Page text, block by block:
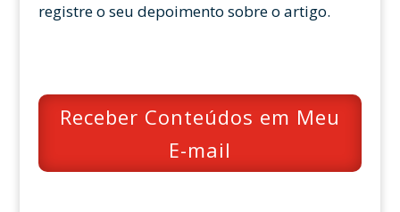
registre o seu depoimento sobre o artigo.
Receber Conteúdos em Meu
E-mail